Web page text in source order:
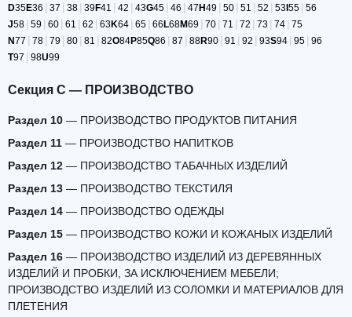
D35E36 | 37 | 38 | 39F41 | 42 | 43G45 | 46 | 47H49 | 50 | 51 | 52 | 53I55 | 56
J58 | 59 | 60 | 61 | 62 | 63K64 | 65 | 66L68M69 | 70 | 71 | 72 | 73 | 74 | 75
N77 | 78 | 79 | 80 | 81 | 82O84P85Q86 | 87 | 88R90 | 91 | 92 | 93S94 | 95 | 96
T97 | 98U99
Секция C — ПРОИЗВОДСТВО
Раздел 10 — ПРОИЗВОДСТВО ПРОДУКТОВ ПИТАНИЯ
Раздел 11 — ПРОИЗВОДСТВО НАПИТКОВ
Раздел 12 — ПРОИЗВОДСТВО ТАБАЧНЫХ ИЗДЕЛИЙ
Раздел 13 — ПРОИЗВОДСТВО ТЕКСТИЛЯ
Раздел 14 — ПРОИЗВОДСТВО ОДЕЖДЫ
Раздел 15 — ПРОИЗВОДСТВО КОЖИ И КОЖАНЫХ ИЗДЕЛИЙ
Раздел 16 — ПРОИЗВОДСТВО ИЗДЕЛИЙ ИЗ ДЕРЕВЯННЫХ
ИЗДЕЛИЙ И ПРОБКИ, ЗА ИСКЛЮЧЕНИЕМ МЕБЕЛИ;
ПРОИЗВОДСТВО ИЗДЕЛИЙ ИЗ СОЛОМКИ И МАТЕРИАЛОВ ДЛЯ
ПЛЕТЕНИЯ